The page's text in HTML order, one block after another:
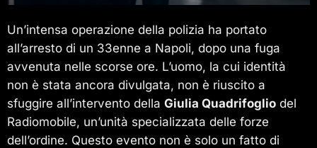
Un’intensa operazione della polizia ha portato
all’arresto di un 33enne a Napoli, dopo una fuga
avvenuta nelle scorse ore. L’uomo, la cui identità
non è stata ancora divulgata, non è riuscito a
sfuggire all’intervento della Giulia Quadrifoglio del
Radiomobile, un’unità specializzata delle forze
dell’ordine. Questo evento non è solo un fatto di